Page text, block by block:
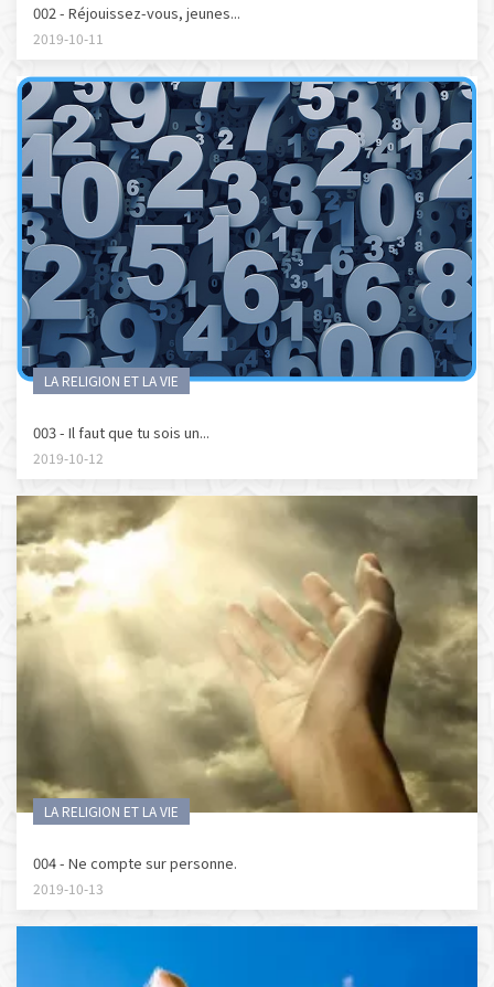
002 - Réjouissez-vous, jeunes...
2019-10-11
LA RELIGION ET LA VIE
003 - Il faut que tu sois un...
2019-10-12
LA RELIGION ET LA VIE
004 - Ne compte sur personne.
2019-10-13